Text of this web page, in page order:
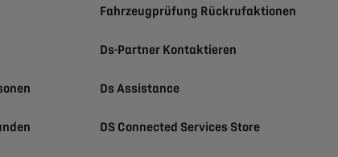
Fahrzeugprüfung Rückrufaktionen
Ds-Partner Kontaktieren
Ds Assistance
DS Connected Services Store